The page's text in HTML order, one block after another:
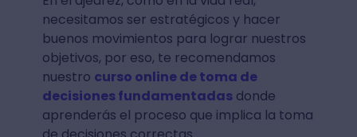
necesitamos ser estratégicos y hacer
buenos movimientos para lograr nuestros
objetivos, por eso, te recomendamos
nuestro curso online de toma de
decisiones fundamentadasdonde
aprenderás el proceso que implica la toma